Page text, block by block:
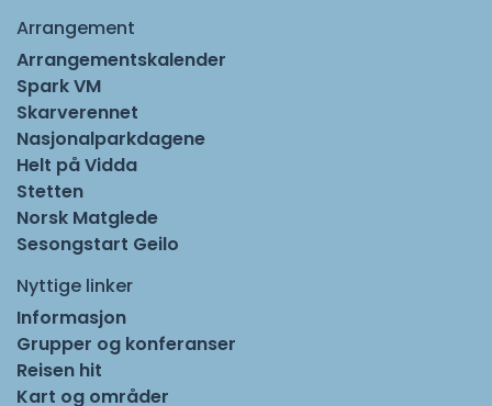
Arrangement
Arrangementskalender
Spark VM
Skarverennet
Nasjonalparkdagene
Helt på Vidda
Stetten
Norsk Matglede
Sesongstart Geilo
Nyttige linker
Informasjon
Grupper og konferanser
Reisen hit
Kart og områder